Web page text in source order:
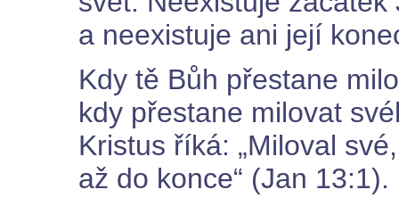
a neexistuje ani její
Kdy tě Bůh přestane
kdy přestane milovat
Kristus říká: „Miloval
až do konce“ (Jan 13:1).